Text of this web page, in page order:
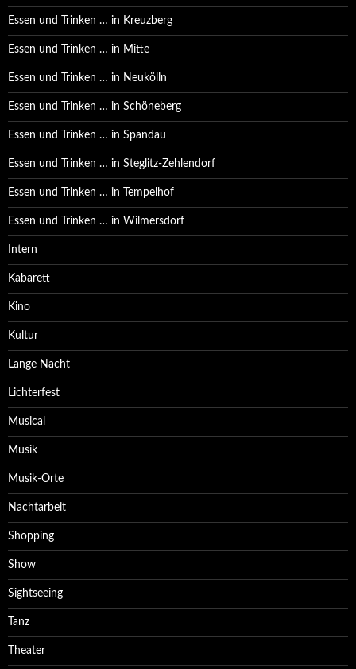
Essen und Trinken … in Kreuzberg
Essen und Trinken … in Mitte
Essen und Trinken … in Neukölln
Essen und Trinken … in Schöneberg
Essen und Trinken … in Spandau
Essen und Trinken … in Steglitz-Zehlendorf
Essen und Trinken … in Tempelhof
Essen und Trinken … in Wilmersdorf
Intern
Kabarett
Kino
Kultur
Lange Nacht
Lichterfest
Musical
Musik
Musik-Orte
Nachtarbeit
Shopping
Show
Sightseeing
Tanz
Theater